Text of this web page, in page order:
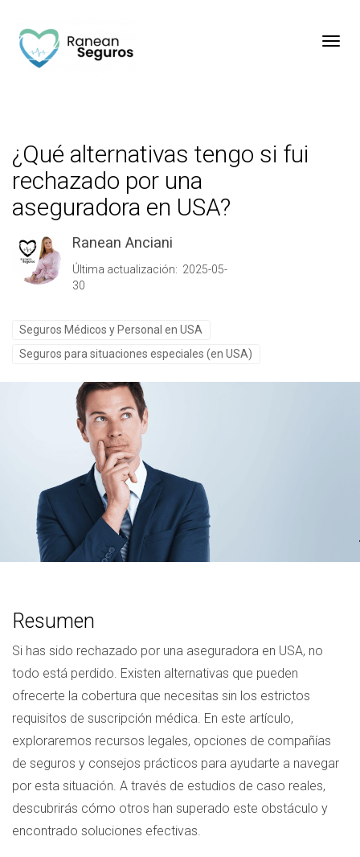
¿Qué alternativas tengo si fui
rechazado por una
aseguradora en USA?
Ranean Anciani
Última actualización: 2025-05-
30
Seguros Médicos y Personal en USA
Seguros para situaciones especiales (en USA)
Resumen
Si has sido rechazado por una aseguradora en USA, no
todo está perdido. Existen alternativas que pueden
ofrecerte la cobertura que necesitas sin los estrictos
requisitos de suscripción médica. En este artículo,
exploraremos recursos legales, opciones de compañías
de seguros y consejos prácticos para ayudarte a navegar
por esta situación. A través de estudios de caso reales,
descubrirás cómo otros han superado este obstáculo y
encontrado soluciones efectivas.